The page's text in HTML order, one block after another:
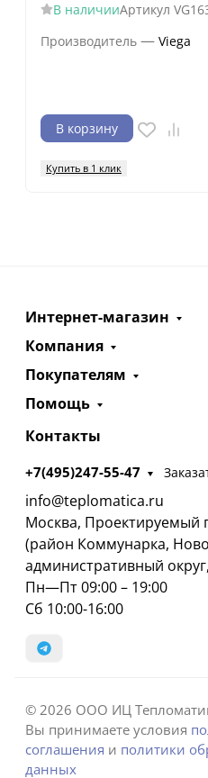
В наличииАртикул
Производитель — Viega
В корзину
Купить в 1 клик
Интернет-магазин
Компания
Покупателям
Помощь
Контакты
+7(495)247-55-47
info@teplomatica.ru
Москва, Проектируемый
(район Коммунарка,
административный
Пн—Пт 09:00 – 19:00
Сб 10:00-16:00
© 2026 ООО ИЦ
Вы принимаете условия
соглашения и политики
данных